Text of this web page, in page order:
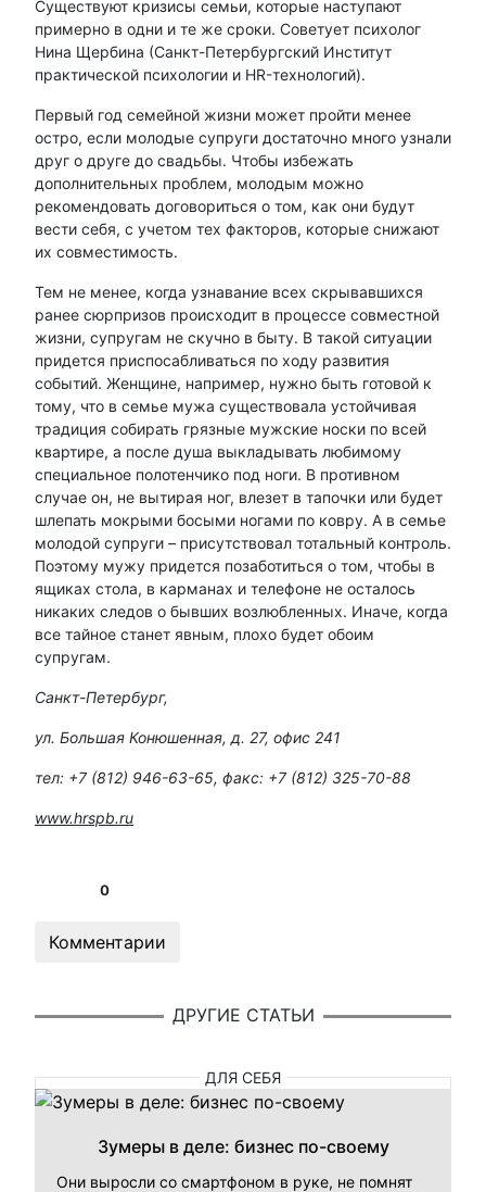
Существуют кризисы семьи, которые наступают
примерно в одни и те же сроки. Советует психолог
Нина Щербина (Санкт-Петербургский Институт
практической психологии и HR-технологий).
Первый год семейной жизни может пройти менее
остро, если молодые супруги достаточно много узнали
друг о друге до свадьбы. Чтобы избежать
дополнительных проблем, молодым можно
рекомендовать договориться о том, как они будут
вести себя, с учетом тех факторов, которые снижают
их совместимость.
Тем не менее, когда узнавание всех скрывавшихся
ранее сюрпризов происходит в процессе совместной
жизни, супругам не скучно в быту. В такой ситуации
придется приспосабливаться по ходу развития
событий. Женщине, например, нужно быть готовой к
тому, что в семье мужа существовала устойчивая
традиция собирать грязные мужские носки по всей
квартире, а после душа выкладывать любимому
специальное полотенчико под ноги. В противном
случае он, не вытирая ног, влезет в тапочки или будет
шлепать мокрыми босыми ногами по ковру. А в семье
молодой супруги – присутствовал тотальный контроль.
Поэтому мужу придется позаботиться о том, чтобы в
ящиках стола, в карманах и телефоне не осталось
никаких следов о бывших возлюбленных. Иначе, когда
все тайное станет явным, плохо будет обоим
супругам.
Санкт-Петербург,
ул. Большая Конюшенная, д. 27, офис 241
тел: +7 (812) 946-63-65, факс: +7 (812) 325-70-88
www.hrspb.ru
0
Комментарии
ДРУГИЕ СТАТЬИ
ДЛЯ СЕБЯ
Зумеры в деле: бизнес по-своему
Они выросли со смартфоном в руке, не помнят